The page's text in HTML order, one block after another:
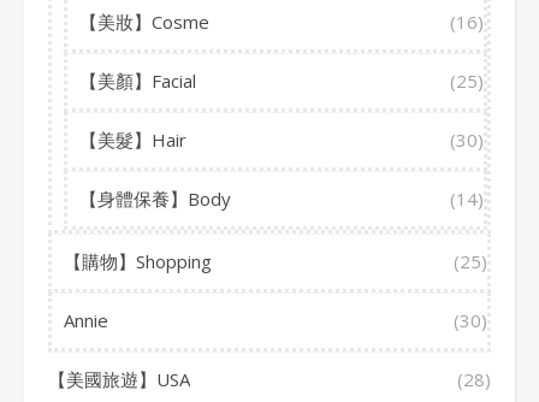
【美妝】Cosme (16)
【美顏】Facial (25)
【美髮】Hair (30)
【身體保養】Body (14)
【購物】Shopping (25)
Annie (30)
【美國旅遊】USA (28)